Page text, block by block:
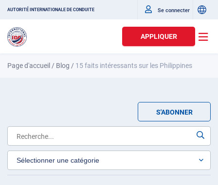
AUTORITÉ INTERNATIONALE DE CONDUITE Se connecter
APPLIQUER
Page d'accueil / Blog / 15 faits intéressants sur les Philippines
S'ABONNER